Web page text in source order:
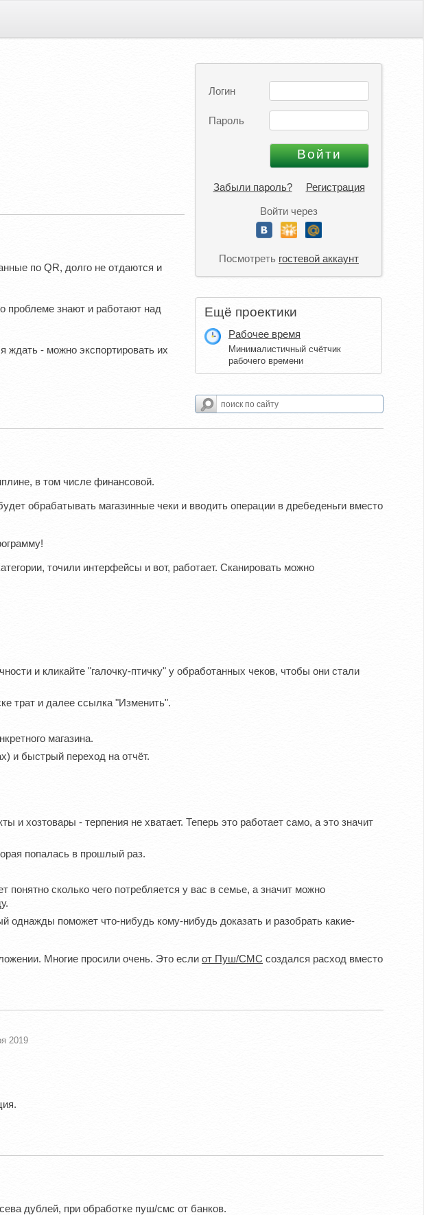
Логин
Пароль
Забыли пароль? Регистрация
Войти через
Посмотреть гостевой аккаунт
Ещё проектики
Рабочее время
Минималистичный счётчик
рабочего времени
по QR, долго не отдаются и
проблеме знают и работают над
ждать - можно экспортировать их
в том числе финансовой.
обрабатывать магазинные чеки и вводить операции в дребеденьги вместо
точили интерфейсы и вот, работает. Сканировать можно
и кликайте "галочку-птичку" у обработанных чеков, чтобы они стали
трат и далее ссылка "Изменить".
магазина.
и быстрый переход на отчёт.
и хозтовары - терпения не хватает. Теперь это работает само, а это значит
попалась в прошлый раз.
сколько чего потребляется у вас в семье, а значит можно
однажды поможет что-нибудь кому-нибудь доказать и разобрать какие-
Многие просили очень. Это если от Пуш/СМС создался расход вместо
2019
дублей, при обработке пуш/смс от банков.